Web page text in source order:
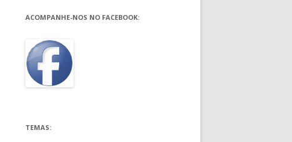
ACOMPANHE-NOS NO FACEBOOK:
TEMAS: